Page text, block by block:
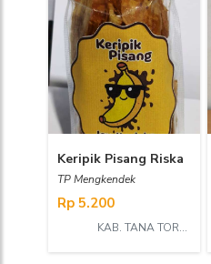
Keripik Pisang Riska
TP Mengkendek
Rp 5.200
KAB. TANA TORAJA